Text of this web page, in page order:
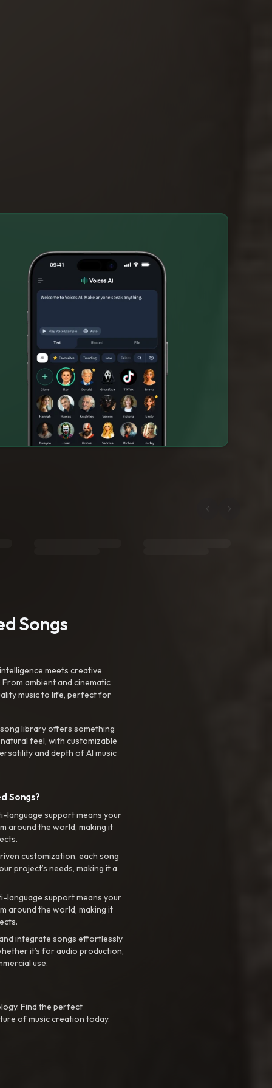
Songs
meets creative
ambient and cinematic
music to life, perfect for
library offers something
feel, with customizable
and depth of AI music
Songs?
language support means your
around the world, making it
customization, each song
project’s needs, making it a
language support means your
around the world, making it
integrate songs effortlessly
it’s for audio production,
use.
Find the perfect
of music creation today.